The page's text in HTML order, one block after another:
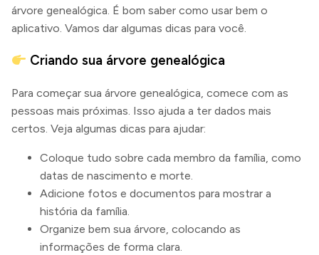
árvore genealógica. É bom saber como usar bem o
aplicativo. Vamos dar algumas dicas para você.
Criando sua árvore genealógica
Para começar sua árvore genealógica, comece com as
pessoas mais próximas. Isso ajuda a ter dados mais
certos. Veja algumas dicas para ajudar:
Coloque tudo sobre cada membro da família, como
datas de nascimento e morte.
Adicione fotos e documentos para mostrar a
história da família.
Organize bem sua árvore, colocando as
informações de forma clara.